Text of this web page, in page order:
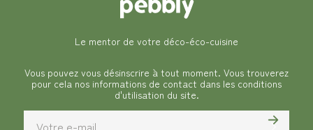
Le mentor de votre déco-éco-cuisine
Vous pouvez vous désinscrire à tout moment. Vous trouverez
pour cela nos informations de contact dans les conditions
d'utilisation du site.